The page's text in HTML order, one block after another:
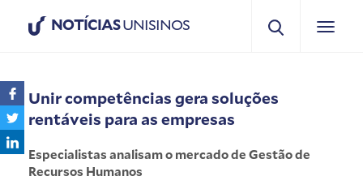
NOTÍCIASUNISINOS
Unir competências gera soluções
rentáveis para as empresas
Especialistas analisam o mercado de Gestão de
Recursos Humanos